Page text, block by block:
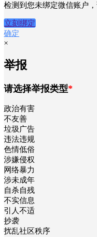
检测到您未绑定微信账户
立刻绑定
确定
×
举报
请选择举报类型*
政治有害
不友善
垃圾广告
违法违规
色情低俗
涉嫌侵权
网络暴力
涉未成年
自杀自残
不实信息
引人不适
抄袭
扰乱社区秩序